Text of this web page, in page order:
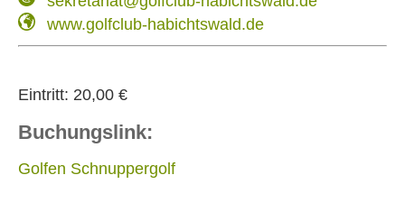
www.golfclub-habichtswald.de
Eintritt: 20,00 €
Buchungslink:
Golfen Schnuppergolf